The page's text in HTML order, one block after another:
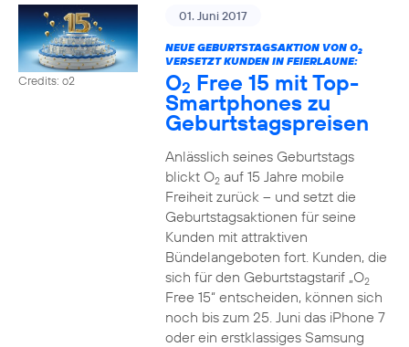
Credits: o2
01. Juni 2017
NEUE GEBURTSTAGSAKTION VON O2
VERSETZT KUNDEN IN FEIERLAUNE:
O2 Free 15 mit Top-
Smartphones zu
Geburtstagspreisen
Anlässlich seines Geburtstags
blickt O2auf 15 Jahre mobile
Freiheit zurück – und setzt die
Geburtstagsaktionen für seine
Kunden mit attraktiven
Bündelangeboten fort. Kunden, die
sich für den Geburtstagstarif „O2
Free 15“ entscheiden, können sich
noch bis zum 25. Juni das iPhone 7
oder ein erstklassiges Samsung